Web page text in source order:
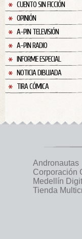
CUENTO SIN FICCIÓN
OPINIÓN
A-PIN TELEVISIÓN
A-PIN RADIO
INFORME ESPECIAL
NOTICIA DIBUJADA
TIRA CÓMICA
Andronautas
Corporación
Medellín
Tienda